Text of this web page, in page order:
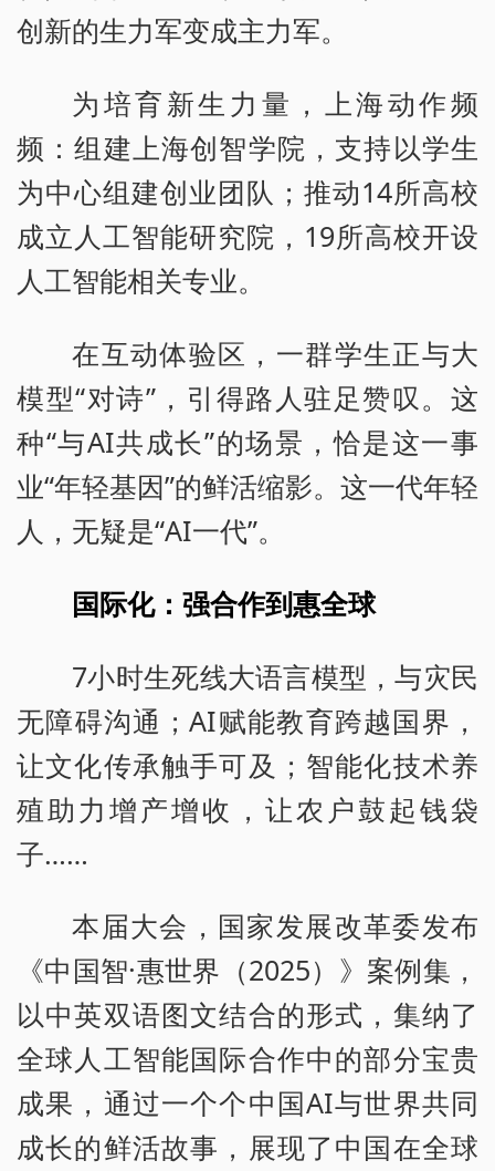
创新的生力军变成主力军。
为培育新生力量，上海动作频
频：组建上海创智学院，支持以学生
为中心组建创业团队；推动14所高校
成立人工智能研究院，19所高校开设
人工智能相关专业。
在互动体验区，一群学生正与大
模型“对诗”，引得路人驻足赞叹。这
种“与AI共成长”的场景，恰是这一事
业“年轻基因”的鲜活缩影。这一代年轻
人，无疑是“AI一代”。
国际化：强合作到惠全球
7小时生死线大语言模型，与灾民
无障碍沟通；AI赋能教育跨越国界，
让文化传承触手可及；智能化技术养
殖助力增产增收，让农户鼓起钱袋
子……
本届大会，国家发展改革委发布
《中国智·惠世界（2025）》案例集，
以中英双语图文结合的形式，集纳了
全球人工智能国际合作中的部分宝贵
成果，通过一个个中国AI与世界共同
成长的鲜活故事，展现了中国在全球